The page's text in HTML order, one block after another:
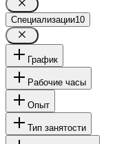
Специализации10
График
Рабочие часы
Опыт
Тип занятости